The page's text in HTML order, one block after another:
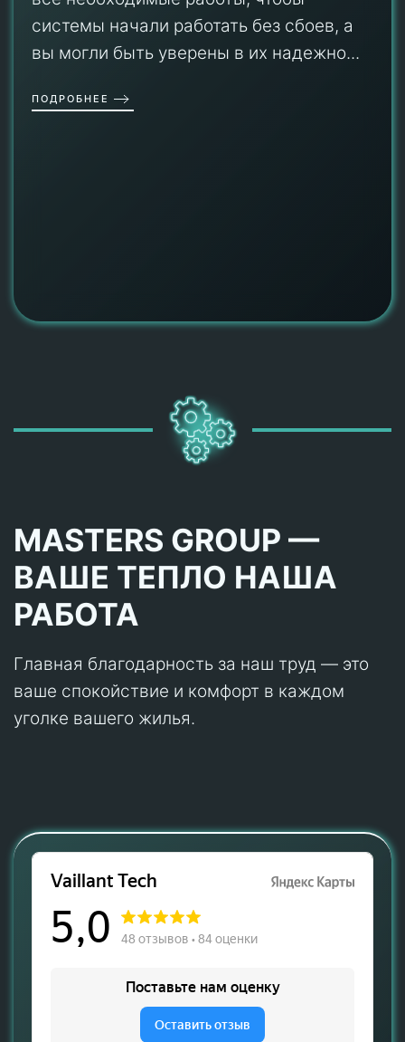
системы начали работать без сбоев, а
вы могли быть уверены в их надежно...
ПОДРОБНЕЕ
MASTERS GROUP —
ВАШЕ ТЕПЛО НАША
РАБОТА
Главная благодарность за наш труд — это
ваше спокойствие и комфорт в каждом
уголке вашего жилья.